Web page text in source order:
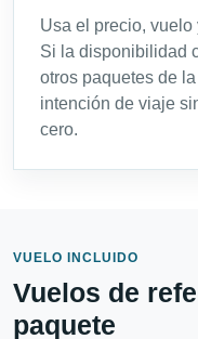
Usa el precio, vuelo
Si la disponibilidad
otros paquetes de
intención de viaje
cero.
VUELO INCLUIDO
Vuelos de
paquete